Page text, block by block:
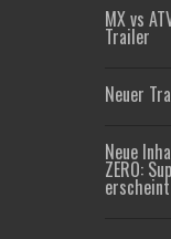
MX vs
Trailer
Neuer
Neue
ZERO: